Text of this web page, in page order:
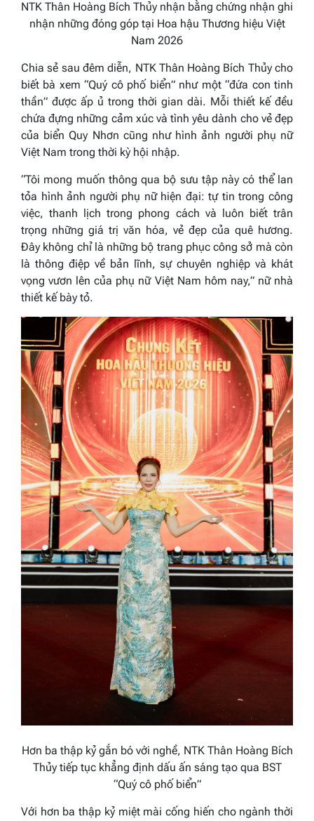
NTK Thân Hoàng Bích Thủy nhận bằng chứng nhận ghi
nhận những đóng góp tại Hoa hậu Thương hiệu Việt
Nam 2026
Chia sẻ sau đêm diễn, NTK Thân Hoàng Bích Thủy cho
biết bà xem “Quý cô phố biển” như một “đứa con tinh
thần” được ấp ủ trong thời gian dài. Mỗi thiết kế đều
chứa đựng những cảm xúc và tình yêu dành cho vẻ đẹp
của biển Quy Nhơn cũng như hình ảnh người phụ nữ
Việt Nam trong thời kỳ hội nhập.
“Tôi mong muốn thông qua bộ sưu tập này có thể lan
tỏa hình ảnh người phụ nữ hiện đại: tự tin trong công
việc, thanh lịch trong phong cách và luôn biết trân
trọng những giá trị văn hóa, vẻ đẹp của quê hương.
Đây không chỉ là những bộ trang phục công sở mà còn
là thông điệp về bản lĩnh, sự chuyên nghiệp và khát
vọng vươn lên của phụ nữ Việt Nam hôm nay,”nữ nhà
thiết kế bày tỏ.
Hơn ba thập kỷ gắn bó với nghề, NTK Thân Hoàng Bích
Thủy tiếp tục khẳng định dấu ấn sáng tạo qua BST
“Quý cô phố biển”
Với hơn ba thập kỷ miệt mài cống hiến cho ngành thời